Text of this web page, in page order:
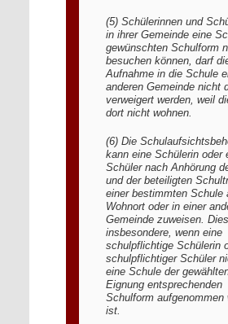
(5) Schülerinnen und
in ihrer Gemeinde eine
gewünschten Schulform
besuchen können, darf
Aufnahme in die Schule
anderen Gemeinde nicht
verweigert werden, weil
dort nicht wohnen.
(6) Die
kann eine Schülerin oder
Schüler nach Anhörung
und der beteiligten
einer bestimmten Schule
Wohnort oder in einer
Gemeinde zuweisen.
insbesondere, wenn eine
schulpflichtige Schülerin
schulpflichtiger Schüler
eine Schule der
Eignung entsprechenden
Schulform aufgenommen
ist.